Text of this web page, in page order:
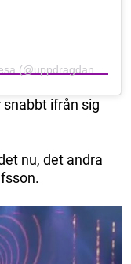
ifrån sig
nu, det andra